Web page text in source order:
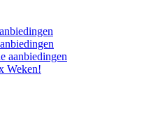
aanbiedingen
Weken!